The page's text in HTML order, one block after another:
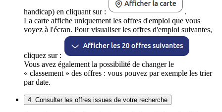
handicap) en cliquant sur :
.
La carte affiche uniquement les offres d'emploi que vous
voyez à l'écran. Pour visualiser les offres d'emploi suivantes,
cliquez sur :
Vous avez également la possibilité de changer le
« classement » des offres : vous pouvez par exemple les trier
par date.
4. Consulter les offres issues de votre recherche